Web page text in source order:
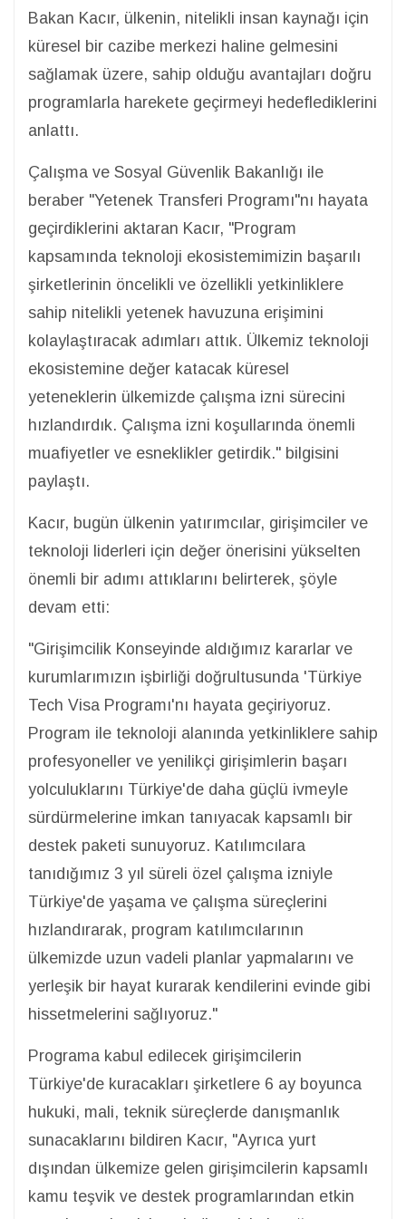
Bakan Kacır, ülkenin, nitelikli insan kaynağı için
küresel bir cazibe merkezi haline gelmesini
sağlamak üzere, sahip olduğu avantajları doğru
programlarla harekete geçirmeyi hedeflediklerini
anlattı.
Çalışma ve Sosyal Güvenlik Bakanlığı ile
beraber "Yetenek Transferi Programı"nı hayata
geçirdiklerini aktaran Kacır, "Program
kapsamında teknoloji ekosistemimizin başarılı
şirketlerinin öncelikli ve özellikli yetkinliklere
sahip nitelikli yetenek havuzuna erişimini
kolaylaştıracak adımları attık. Ülkemiz teknoloji
ekosistemine değer katacak küresel
yeteneklerin ülkemizde çalışma izni sürecini
hızlandırdık. Çalışma izni koşullarında önemli
muafiyetler ve esneklikler getirdik." bilgisini
paylaştı.
Kacır, bugün ülkenin yatırımcılar, girişimciler ve
teknoloji liderleri için değer önerisini yükselten
önemli bir adımı attıklarını belirterek, şöyle
devam etti:
"Girişimcilik Konseyinde aldığımız kararlar ve
kurumlarımızın işbirliği doğrultusunda 'Türkiye
Tech Visa Programı'nı hayata geçiriyoruz.
Program ile teknoloji alanında yetkinliklere sahip
profesyoneller ve yenilikçi girişimlerin başarı
yolculuklarını Türkiye'de daha güçlü ivmeyle
sürdürmelerine imkan tanıyacak kapsamlı bir
destek paketi sunuyoruz. Katılımcılara
tanıdığımız 3 yıl süreli özel çalışma izniyle
Türkiye'de yaşama ve çalışma süreçlerini
hızlandırarak, program katılımcılarının
ülkemizde uzun vadeli planlar yapmalarını ve
yerleşik bir hayat kurarak kendilerini evinde gibi
hissetmelerini sağlıyoruz."
Programa kabul edilecek girişimcilerin
Türkiye'de kuracakları şirketlere 6 ay boyunca
hukuki, mali, teknik süreçlerde danışmanlık
sunacaklarını bildiren Kacır, "Ayrıca yurt
dışından ülkemize gelen girişimcilerin kapsamlı
kamu teşvik ve destek programlarından etkin